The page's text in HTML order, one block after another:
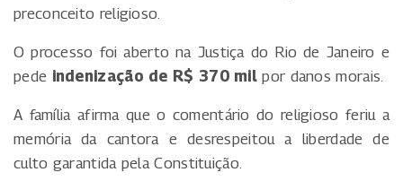
preconceito religioso.
O processo foi aberto na Justiça do Rio de Janeiro e
pede indenização de R$ 370 mil por danos morais.
A família afirma que o comentário do religioso feriu a
memória da cantora e desrespeitou a liberdade de
culto garantida pela Constituição.